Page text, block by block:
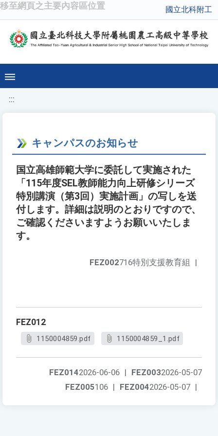
移至網頁之主要內容區位置 國立北科附工
:::
キャンパスのお知らせ
国立高雄師範大学に委託して実施された
「115年度SEL教師能力向上研修シリーズ
特別講演（第3回）実施計画」の写しを送
付します。詳細は説明のとおりですので、
ご確認くださいますようお願いいたしま
す。
FEZ002716特別支援教育組 |
FEZ012
1150004859.pdf 1150004859_1.pdf
FEZ0032026-05-07
FEZ0142026-06-06 |
FEZ0042026-05-07 |
FEZ005106 |